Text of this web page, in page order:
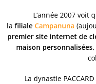
L’année 2007 voit
la filiale Campanuna
premier site internet de
maison personnalisées,
La dynastie